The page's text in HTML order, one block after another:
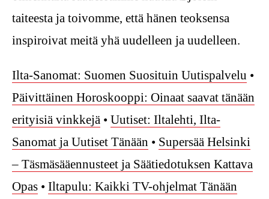
taiteesta ja toivomme, että hänen teoksensa
inspiroivat meitä yhä uudelleen ja uudelleen.
Ilta-Sanomat: Suomen Suosituin Uutispalvelu •
Päivittäinen Horoskooppi: Oinaat saavat tänään
erityisiä vinkkejä • Uutiset: Iltalehti, Ilta-
Sanomat ja Uutiset Tänään • Supersää Helsinki
– Täsmäsääennusteet ja Säätiedotuksen Kattava
Opas • Iltapulu: Kaikki TV-ohjelmat Tänään